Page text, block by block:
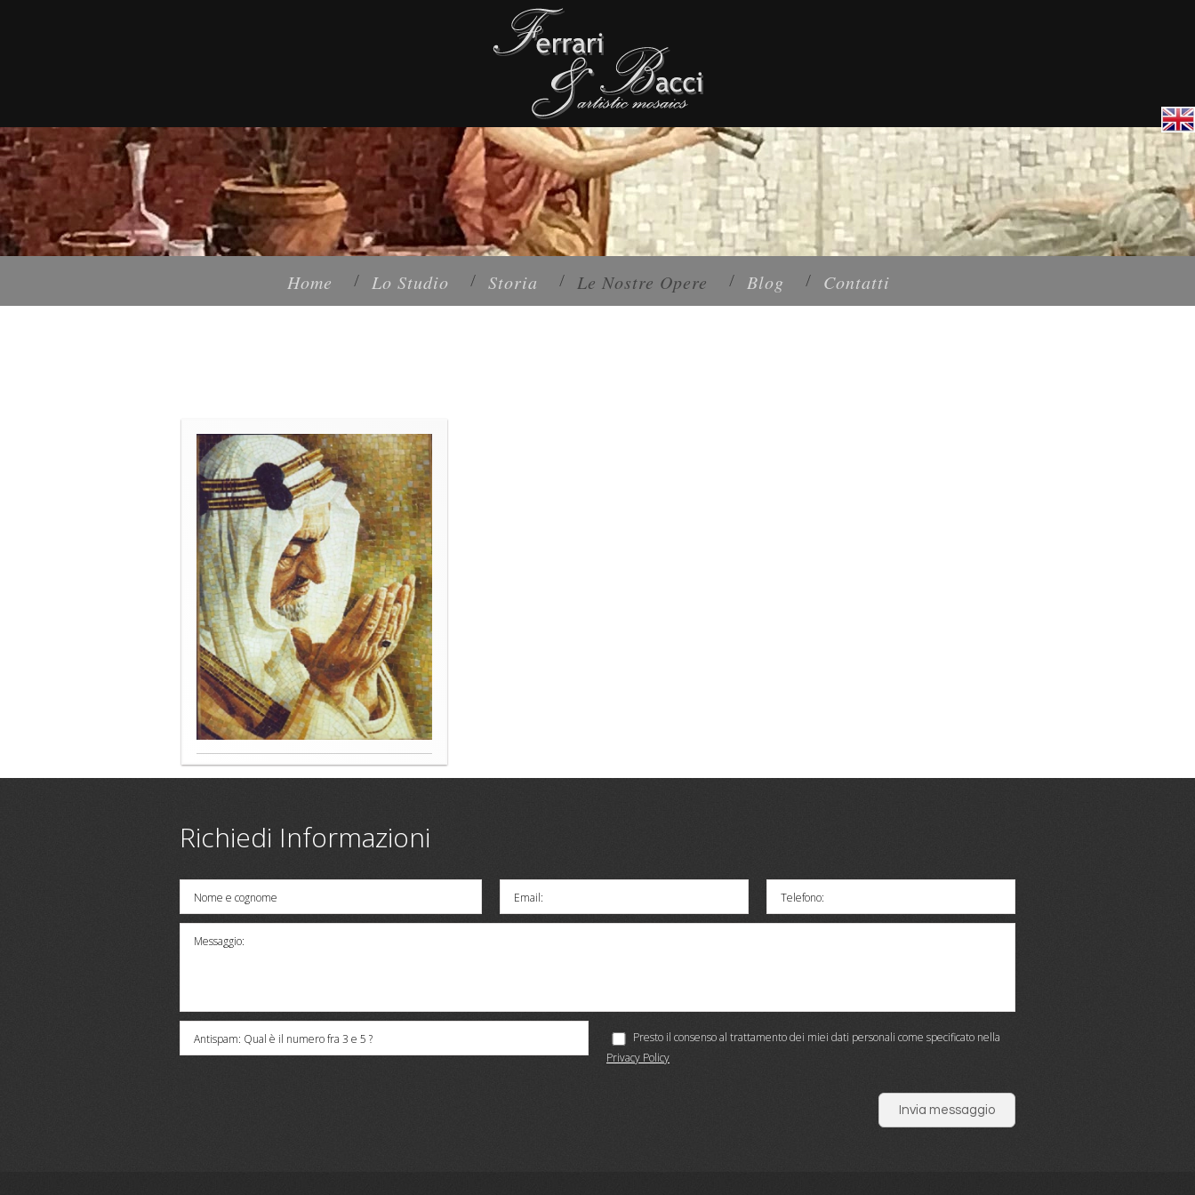
Home Lo Studio Storia Le Nostre Opere Blog Contatti
Richiedi Informazioni
Nome e cognome Email: Telefono:
Messaggio:
Antispam: Qual è il numero fra 3 e 5 ?
Presto il consenso al trattamento dei miei dati personali come specificato nella
Privacy Policy
Invia messaggio